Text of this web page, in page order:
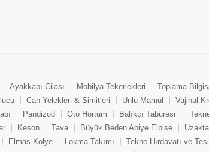
Ayakkabı Cilası Mobilya Tekerlekleri Toplama
Can Yelekleri & Simitleri Unlu Mamül Vajinal
Pandizod Oto Hortum Balıkçı Taburesi
Keson Tava Büyük Beden Abiye Elbise
Elmas Kolye Lokma Takımı Tekne Hırdavatı ve